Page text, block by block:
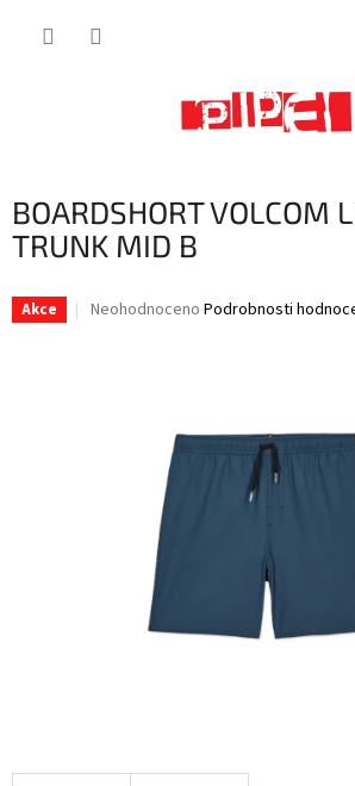
BOARDSHORT VOLCOM
TRUNK MID B
Akce
Průměrné
Neohodnoceno Podrobnosti